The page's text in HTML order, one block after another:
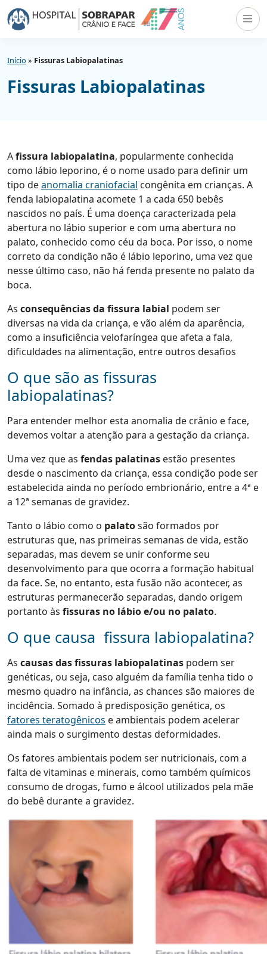
Início » Fissuras Labiopalatinas
Fissuras Labiopalatinas
Afissura labiopalatina, popularmente conhecida
como lábio leporino, é o nome usado para definir um
tipo deanomalia craniofacial congênita em crianças. A
fenda labiopalatina acomete 1 a cada 650 bebês
nascidos no país. É uma doença caracterizada pela
abertura no lábio superior e com uma abertura no
palato, conhecido como céu da boca. Por isso, o nome
correto da condição não é lábio leporino, uma vez que
nesse último caso, não há fenda presente no palato da
boca.
As consequências da fissura labial podem ser
diversas na vida da criança, e vão além da aparência,
como a insuficiência velofaríngea que afeta a fala,
dificuldades na alimentação, entre outros desafios
O que são as fissuras
labiopalatinas?
Para entender melhor esta anomalia de crânio e face,
devemos voltar a atenção para a gestação da criança.
Uma vez que as fendas palatinas estão presentes
desde o nascimento da criança, essa condição pode ser
estabelecida ainda no período embrionário, entre a 4ª e
a 12ª semanas de gravidez.
Tanto o lábio como o palatosão formados por
estruturas que, nas primeiras semanas de vida, estão
separadas, mas devem se unir conforme seu
desenvolvimento para que ocorra a formação habitual
da face. Se, no entanto, esta fusão não acontecer, as
estruturas permanecerão separadas, dando origem
portanto às fissuras no lábio e/ou no palato.
O que causa fissura labiopalatina?
As causas das fissuras labiopalatinas podem ser
genéticas, ou seja, caso alguém da família tenha tido o
mesmo quadro na infância, as chances são maiores de
incidência. Somado à predisposição genética, os
fatores teratogênicos e ambientais podem acelerar
ainda mais o surgimento destas deformidades.
Os fatores ambientais podem ser nutricionais, com a
falta de vitaminas e minerais, como também químicos
consumo de drogas, fumo e álcool utilizados pela mãe
do bebê durante a gravidez.